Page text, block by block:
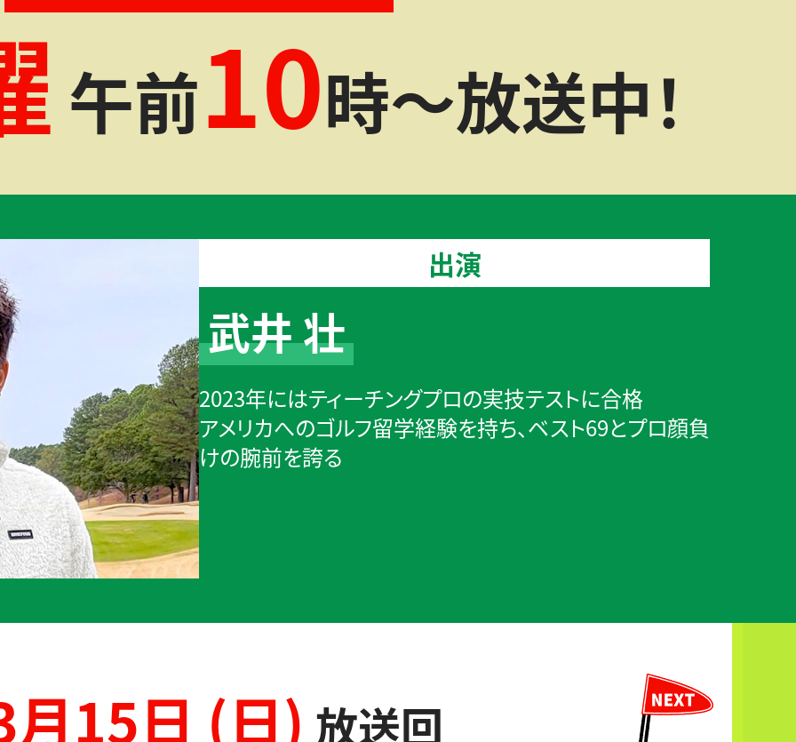
午前10時～放送中！
出演
武井 壮
2023年にはティーチングプロの実技テストに合格
アメリカへのゴルフ留学経験を持ち、ベスト69とプロ顔負
けの腕前を誇る
月15日 (日) 放送回